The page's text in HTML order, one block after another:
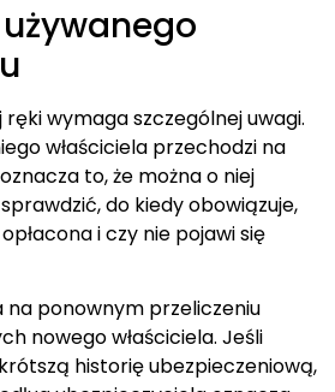
wymaga szczególnej uwagi.
właściciela przechodzi na
to, że można o niej
do kiedy obowiązuje,
i czy nie pojawi się
na ponownym przeliczeniu
nowego właściciela. Jeśli
historię ubezpieczeniową,